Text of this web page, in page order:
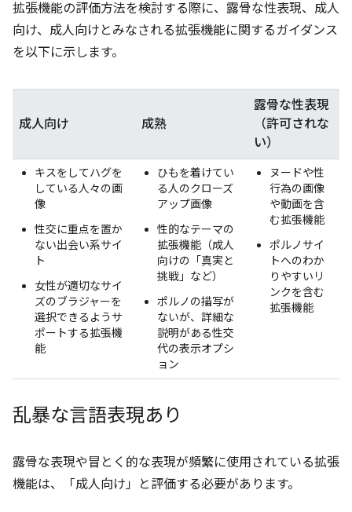
拡張機能の評価方法を検討する際に、露骨な性表現、成人
向け、成人向けとみなされる拡張機能に関するガイダンス
を以下に示します。
成人向け 成熟
露骨な性表現
（許可されな
い）
キスをしてハグを
している人々の画
像
性交に重点を置か
ない出会い系サイ
ト
女性が適切なサイ
ズのブラジャーを
選択できるようサ
ポートする拡張機
能
ひもを着けてい
る人のクローズ
アップ画像
性的なテーマの
拡張機能（成人
向けの「真実と
挑戦」など）
ポルノの描写が
ないが、詳細な
説明がある性交
代の表示オプシ
ョン
ヌードや性
行為の画像
や動画を含
む拡張機能
ポルノサイ
トへのわか
りやすいリ
ンクを含む
拡張機能
乱暴な言語表現あり
露骨な表現や冒とく的な表現が頻繁に使用されている拡張
機能は、「成人向け」と評価する必要があります。